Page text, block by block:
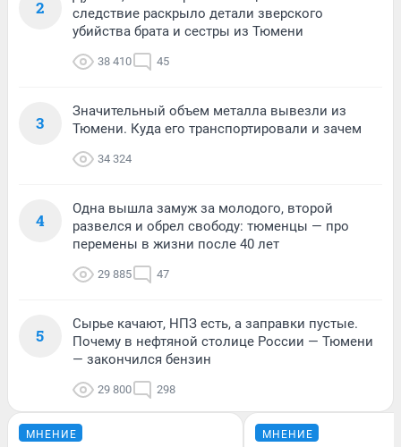
2
следствие раскрыло детали зверского
убийства брата и сестры из Тюмени
38 410 45
3
Значительный объем металла вывезли из
Тюмени. Куда его транспортировали и зачем
34 324
4
Одна вышла замуж за молодого, второй
развелся и обрел свободу: тюменцы — про
перемены в жизни после 40 лет
29 885 47
5
Сырье качают, НПЗ есть, а заправки пустые.
Почему в нефтяной столице России — Тюмени
— закончился бензин
29 800 298
МНЕНИЕ МНЕНИЕ